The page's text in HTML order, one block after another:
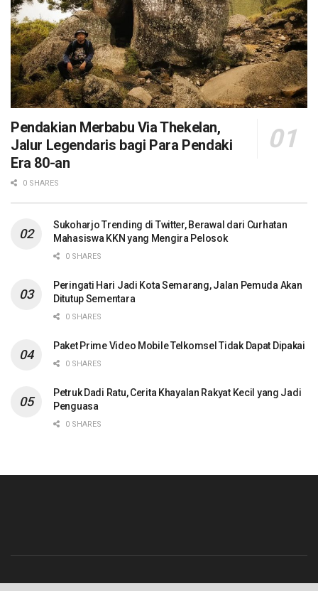
Pendakian Merbabu Via Thekelan,
Jalur Legendaris bagi Para Pendaki
Era 80-an
0 SHARES
Sukoharjo Trending di Twitter, Berawal dari Curhatan
Mahasiswa KKN yang Mengira Pelosok
0 SHARES
Peringati Hari Jadi Kota Semarang, Jalan Pemuda Akan
Ditutup Sementara
0 SHARES
Paket Prime Video Mobile Telkomsel Tidak Dapat Dipakai
0 SHARES
Petruk Dadi Ratu, Cerita Khayalan Rakyat Kecil yang Jadi
Penguasa
0 SHARES